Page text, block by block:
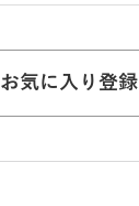
お気に入り登録